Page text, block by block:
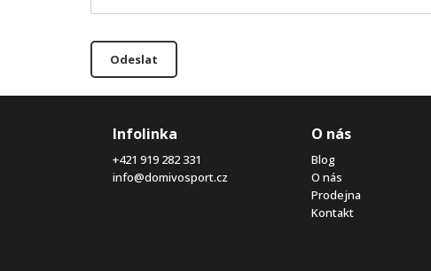
Odeslat
Infolinka
+421 919 282 331
info@domivosport.cz
O nás
Blog
O nás
Prodejna
Kontakt